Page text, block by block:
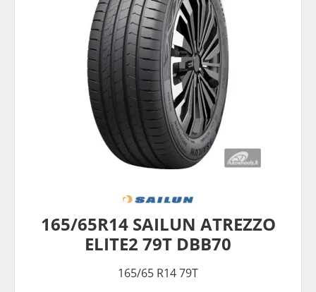
165/65R14 SAILUN ATREZZO
ELITE2 79T DBB70
165/65 R14 79T